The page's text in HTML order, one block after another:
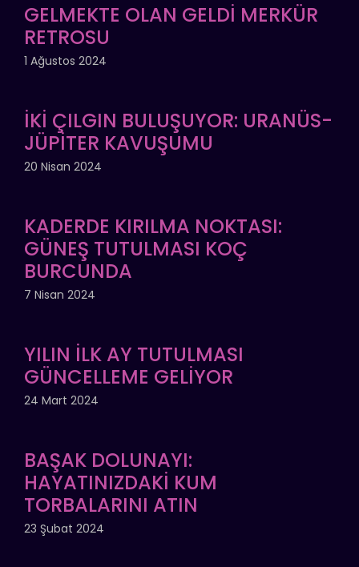
GELMEKTE OLAN GELDİ MERKÜR
RETROSU
1 Ağustos 2024
İKİ ÇILGIN BULUŞUYOR: URANÜS-
JÜPİTER KAVUŞUMU
20 Nisan 2024
KADERDE KIRILMA NOKTASI:
GÜNEŞ TUTULMASI KOÇ
BURCUNDA
7 Nisan 2024
YILIN İLK AY TUTULMASI
GÜNCELLEME GELİYOR
24 Mart 2024
BAŞAK DOLUNAYI:
HAYATINIZDAKİ KUM
TORBALARINI ATIN
23 Şubat 2024